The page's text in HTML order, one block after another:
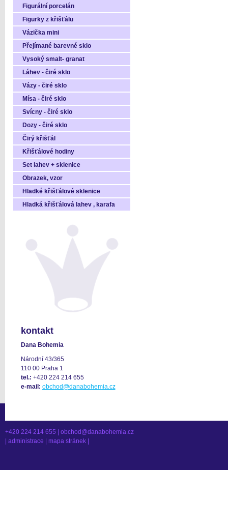
Figurální porcelán
Figurky z křišťálu
Vázička mini
Přejímané barevné sklo
Vysoký smalt- granat
Láhev - čiré sklo
Vázy - čiré sklo
Mísa - čiré sklo
Svícny - čiré sklo
Dozy - čiré sklo
Čirý křišťál
Křišťálové hodiny
Set lahev + sklenice
Obrazek, vzor
Hladké křišťálové sklenice
Hladká křišťálová lahev , karafa
kontakt
Dana Bohemia
Národní 43/365
110 00 Praha 1
tel.: +420 224 214 655
e-mail: obchod@danabohemia.cz
+420 224 214 655 | obchod@danabohemia.cz
administrace mapa stránek|